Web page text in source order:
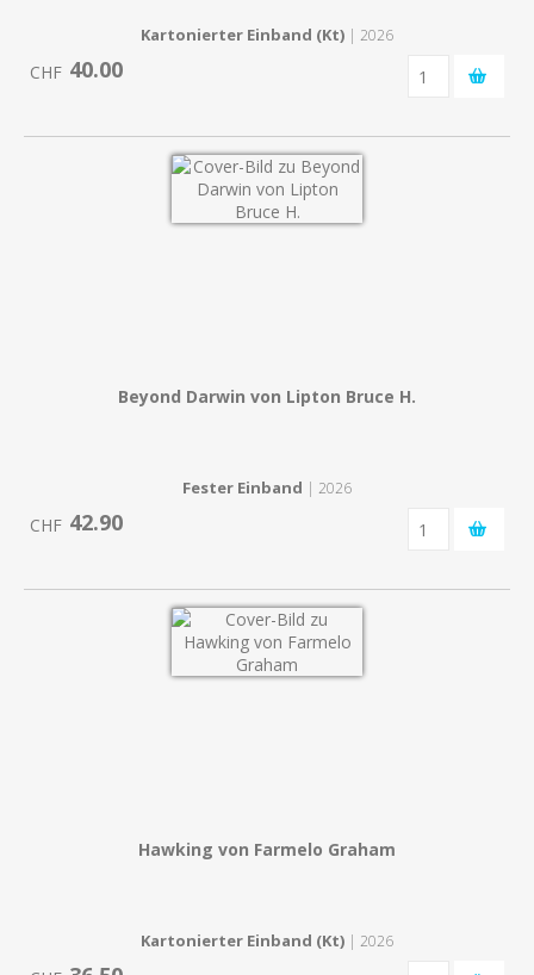
Kartonierter Einband (Kt) | 2026
CHF 40.00
Beyond Darwin von Lipton Bruce H.
Fester Einband | 2026
CHF 42.90
Hawking von Farmelo Graham
Kartonierter Einband (Kt) | 2026